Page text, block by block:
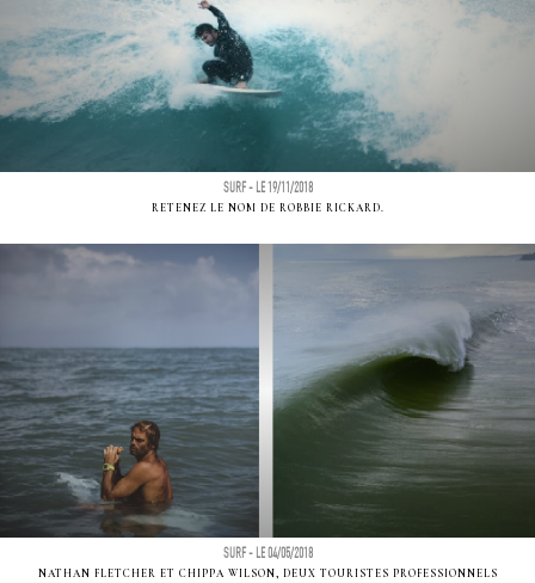
SURF - LE 19/11/2018
RETENEZ LE NOM DE ROBBIE RICKARD.
SURF - LE 04/05/2018
NATHAN FLETCHER ET CHIPPA WILSON, DEUX TOURISTES PROFESSIONNELS